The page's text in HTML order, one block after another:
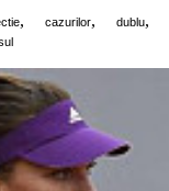
, cazurilor, dublu,